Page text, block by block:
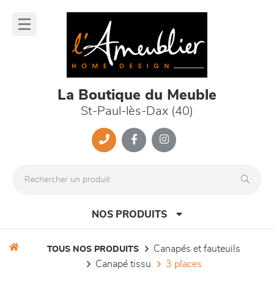
La Boutique du Meuble
St-Paul-lès-Dax (40)
NOS PRODUITS
TOUS NOS PRODUITS
canapés et fauteuils
canapé tissu
3 places